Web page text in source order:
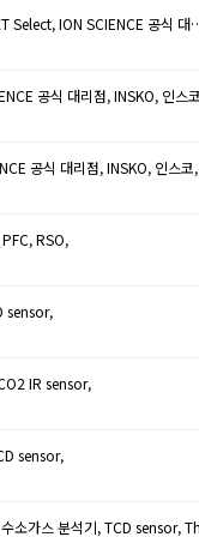
Select, ION SCIENCE 공식 대
공식 대리점, INSKO, 인스
공식 대리점, INSKO, 인스코,
RSO,
sensor,
IR sensor,
sensor,
소가스 분석기, TCD sensor,